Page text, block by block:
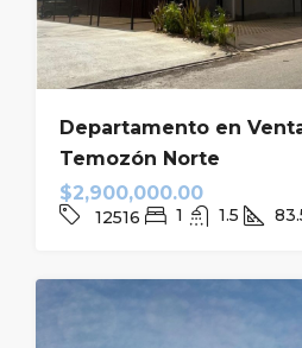
Departamento en
Temozón Norte
$2,900,000.00
12516 1 1.5